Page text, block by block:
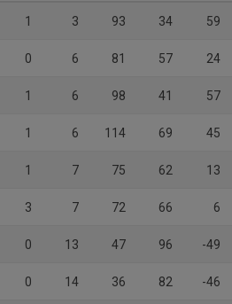
1 3 93 34 59
0 6 81 57 24
1 6 98 41 57
1 6 114 69 45
1 7 75 62 13
3 7 72 66 6
0 13 47 96 -49
0 14 36 82 -46